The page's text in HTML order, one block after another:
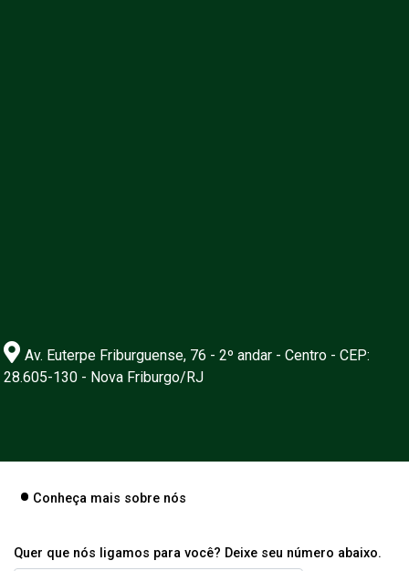
Av. Euterpe Friburguense, 76 - 2º andar - Centro - CEP:
28.605-130 - Nova Friburgo/RJ
Conheça mais sobre nós
Quer que nós ligamos para você? Deixe seu número abaixo.